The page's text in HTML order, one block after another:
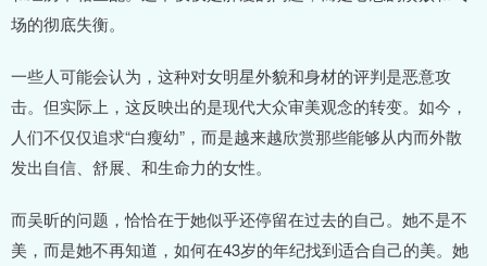
场的彻底失衡。
一些人可能会认为，这种对女明星外貌和身材的评判是恶意攻
击。但实际上，这反映出的是现代大众审美观念的转变。如今，
人们不仅仅追求“白瘦幼”，而是越来越欣赏那些能够从内而外散
发出自信、舒展、和生命力的女性。
而吴昕的问题，恰恰在于她似乎还停留在过去的自己。她不是不
美，而是她不再知道，如何在43岁的年纪找到适合自己的美。她